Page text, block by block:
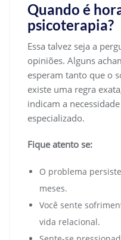
Quando é
psicoterapia?
Essa talvez seja a
opiniões. Alguns
esperam tanto que o
existe uma regra
indicam a
especializado.
Fique atento se:
O problema
meses.
Você sente
vida relacional.